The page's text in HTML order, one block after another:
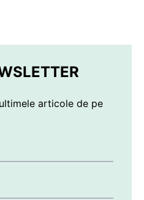
articole de pe